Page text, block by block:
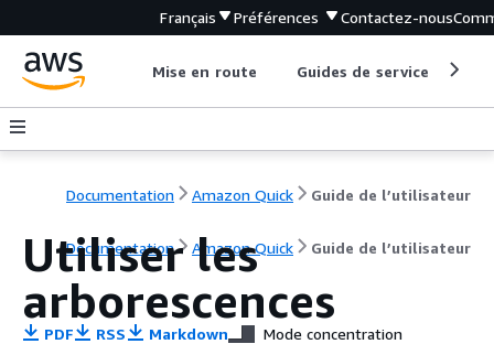
Français Préférences Contactez-nous
Mise en route Guides de service
Documentation Amazon Quick Guide de l’utilisateur
Documentation Amazon Quick Guide de l’utilisateur
Utiliser les
arborescences
PDF RSS Markdown Mode concentration